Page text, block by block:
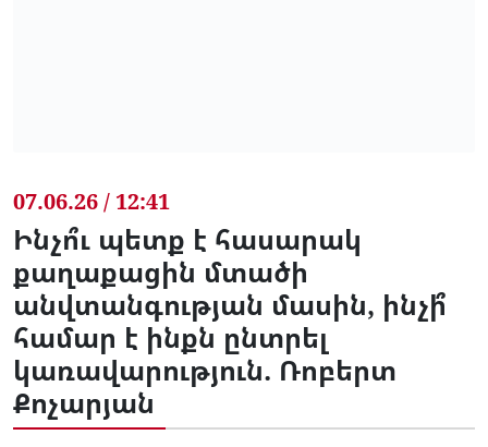
07.06.26 / 12:41
Ինչո՞ւ պետք է հասարակ
քաղաքացին մտածի
անվտանգության մասին, ինչի՞
համար է ինքն ընտրել
կառավարություն. Ռոբերտ
Քոչարյան